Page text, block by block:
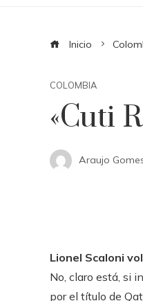
Inicio
COLOMBIA
«Cuti
Araujo
Lionel Scaloni
No, claro está, si
por el título de